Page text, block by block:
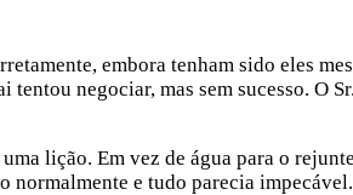
embora tenham sido eles
negociar, mas sem sucesso. O
lição. Em vez de água para o
e tudo parecia